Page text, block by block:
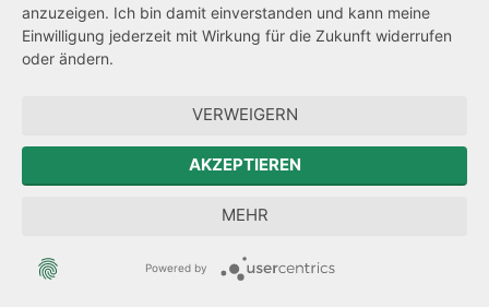
Transparenzanspruch
Forum Mitteleuropa
Der Sächsische Integrationsbeauftragte
anzuzeigen. Ich bin damit einverstanden und kann meine
Einwilligung jederzeit mit Wirkung für die Zukunft widerrufen
oder ändern.
VERWEIGERN
AKZEPTIEREN
MEHR
Powered by